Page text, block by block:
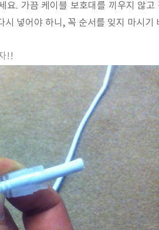
. 가끔 케이블 보호대를 끼우지 않고
넣어야 하니, 꼭 순서를 잊지 마시기
!!